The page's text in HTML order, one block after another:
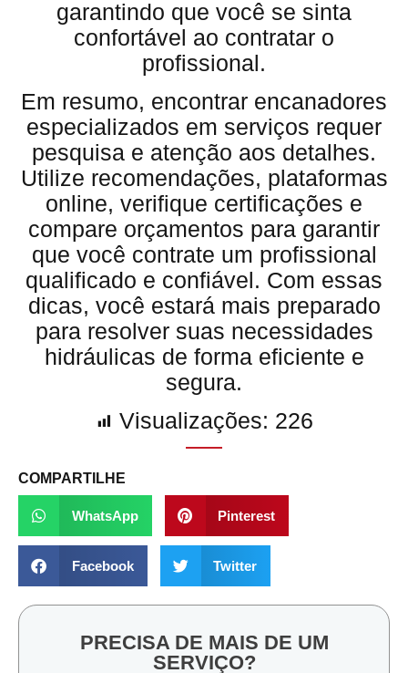
garantindo que você se sinta
confortável ao contratar o
profissional.
Em resumo, encontrar encanadores
especializados em serviços requer
pesquisa e atenção aos detalhes.
Utilize recomendações, plataformas
online, verifique certificações e
compare orçamentos para garantir
que você contrate um profissional
qualificado e confiável. Com essas
dicas, você estará mais preparado
para resolver suas necessidades
hidráulicas de forma eficiente e
segura.
Visualizações: 226
COMPARTILHE
WhatsApp Pinterest
Facebook Twitter
PRECISA DE MAIS DE UM
SERVIÇO?